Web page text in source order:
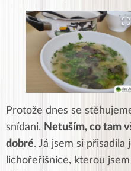
Protože dnes se
snídani. Netuším, co tam
dobré. Já jsem si přisadila
lichořeřišnice, kterou